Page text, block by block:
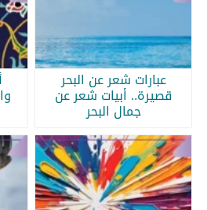
عبارات شعر عن البحر
قصيرة.. أبيات شعر عن
جمال البحر